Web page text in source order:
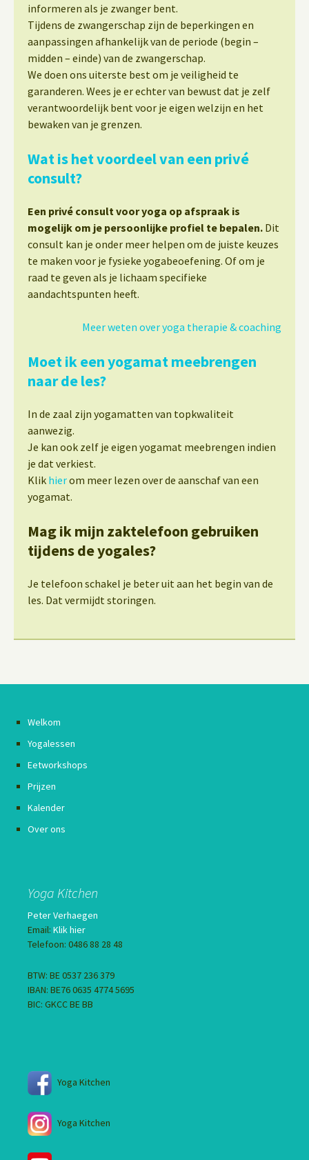
informeren als je zwanger bent.
Tijdens de zwangerschap zijn de beperkingen en
aanpassingen afhankelijk van de periode (begin –
midden – einde) van de zwangerschap.
We doen ons uiterste best om je veiligheid te
garanderen. Wees je er echter van bewust dat je zelf
verantwoordelijk bent voor je eigen welzijn en het
bewaken van je grenzen.
Wat is het voordeel van een privé
consult?
Een privé consult voor yoga op afspraak is
mogelijk om je persoonlijke profiel te bepalen. Dit
consult kan je onder meer helpen om de juiste keuzes
te maken voor je fysieke yogabeoefening. Of om je
raad te geven als je lichaam specifieke
aandachtspunten heeft.
Meer weten over yoga therapie & coaching
Moet ik een yogamat meebrengen
naar de les?
In de zaal zijn yogamatten van topkwaliteit
aanwezig.
Je kan ook zelf je eigen yogamat meebrengen indien
je dat verkiest.
Klik hierom meer lezen over de aanschaf van een
yogamat.
Mag ik mijn zaktelefoon gebruiken
tijdens de yogales?
Je telefoon schakel je beter uit aan het begin van de
les. Dat vermijdt storingen.
Welkom
Yogalessen
Eetworkshops
Prijzen
Kalender
Over ons
Yoga Kitchen
Peter Verhaegen
Email: Klik hier
Telefoon: 0486 88 28 48
BTW: BE 0537 236 379
IBAN: BE76 0635 4774 5695
BIC: GKCC BE BB
Yoga Kitchen
Yoga Kitchen